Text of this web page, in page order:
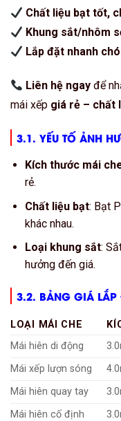
Chất liệu bạt tốt,
Khung sắt/nhôm
Lắp đặt nhanh
Liên hệ ngay để
mái xếp giá rẻ – chất
3.1. YẾU TỐ ẢNH
Kích thước mái
rẻ.
Chất liệu bạt: Bạt
khác nhau.
Loại khung sắt:
hưởng đến giá.
3.2. BẢNG GIÁ LẮP
LOẠI MÁI CHE
Mái hiên di động
Mái xếp lượn sóng
Mái hiên quay tay
Mái hiên cố định